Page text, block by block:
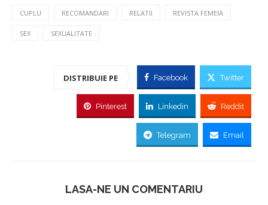
CUPLU RECOMANDARI RELATII REVISTA FEMEIA
SEX SEXUALITATE
DISTRIBUIE PE Facebook Twitter
Pinterest Linkedin Reddit
Telegram Email
LASA-NE UN COMENTARIU